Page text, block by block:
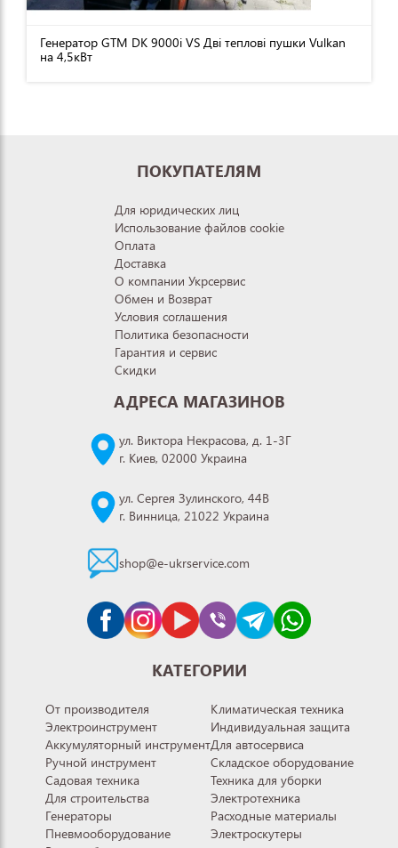
Генератор GTM DK 9000i VS Дві теплові пушки Vulkan
на 4,5кВт
ПОКУПАТЕЛЯМ
Для юридических лиц
Использование файлов cookie
Оплата
Доставка
О компании Укрсервис
Обмен и Возврат
Условия соглашения
Политика безопасности
Гарантия и сервис
Скидки
АДРЕСА МАГАЗИНОВ
ул. Виктора Некрасова, д. 1-3Г
г. Киев, 02000 Украина
ул. Сергея Зулинского, 44В
г. Винница, 21022 Украина
shop@e-ukrservice.com
КАТЕГОРИИ
От производителя
Электроинструмент
Аккумуляторный инструмент
Ручной инструмент
Садовая техника
Для строительства
Генераторы
Пневмооборудование
Климатическая техника
Индивидуальная защита
Для автосервиса
Складское оборудование
Техника для уборки
Электротехника
Расходные материалы
Электроскутеры